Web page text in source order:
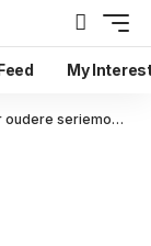
My
geef niets om zijn verleden